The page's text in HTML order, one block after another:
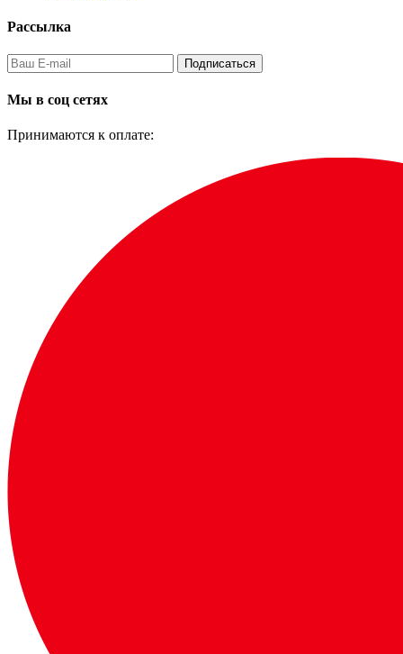
Рассылка
Подписаться
Мы в соц сетях
Принимаются к оплате: